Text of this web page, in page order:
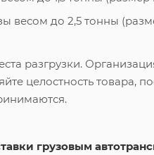
весом до 2,5 тонны
разгрузки.
целостность товара,
грузовым